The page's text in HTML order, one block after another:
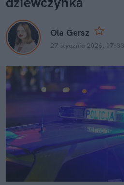
Ola Gersz
27 stycznia 2026, 07:33